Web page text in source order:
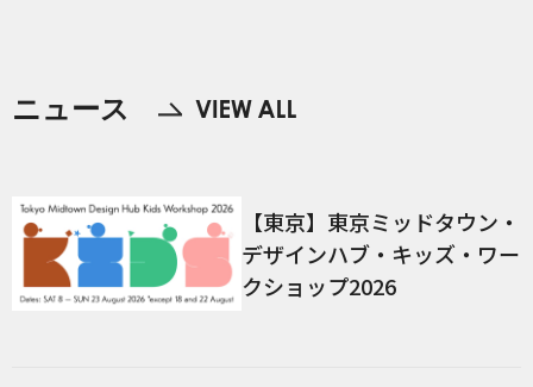
ニュース
【東京】東京ミッドタウン・
デザインハブ・キッズ・ワー
クショップ2026